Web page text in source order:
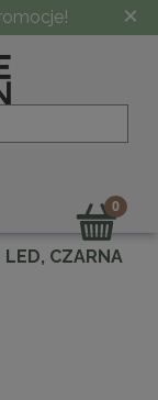
×
LED, CZARNA